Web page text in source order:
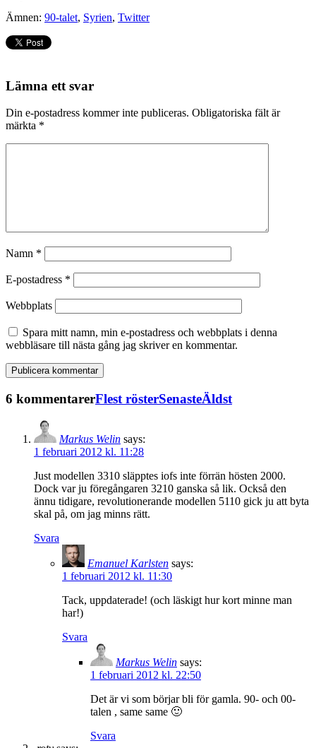
Ämnen: 90-talet, Syrien, Twitter
Lämna ett svar
Din e-postadress kommer inte publiceras. Obligatoriska fält är
märkta *
Namn *
E-postadress *
Webbplats
Spara mitt namn, min e-postadress och webbplats i denna
webbläsare till nästa gång jag skriver en kommentar.
6 kommentarerFlest rösterSenasteÄldst
Markus Welin says:
1 februari 2012 kl. 11:28
Just modellen 3310 släpptes iofs inte förrän hösten 2000.
Dock var ju föregångaren 3210 ganska så lik. Också den
ännu tidigare, revolutionerande modellen 5110 gick ju att byta
skal på, om jag minns rätt.
Svara
Emanuel Karlsten says:
1 februari 2012 kl. 11:30
Tack, uppdaterade! (och läskigt hur kort minne man
har!)
Svara
Markus Welin says:
1 februari 2012 kl. 22:50
Det är vi som börjar bli för gamla. 90- och 00-
talen , same same 🙂
Svara